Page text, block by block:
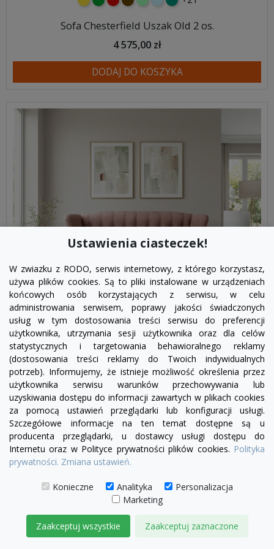
Sofa Chesterfield Uszak Old 2 os.
4 575,00 zł
DODAJ DO KOSZYKA
visibility
żółtyzielonyczerwony
czekoladowy
miętowy
błękitny
turkusowy
+21
Sofa Chesterfield Uszak Old 2 os.
4 710,00 zł
DODAJ DO KOSZYKA
Ustawienia ciasteczek!
W zwiazku z RODO, serwis internetowy, z którego korzystasz,
używa plików cookies. Są to pliki instalowane w urządzeniach
końcowych osób korzystających z serwisu, w celu
administrowania serwisem, poprawy jakości świadczonych
usług w tym dostosowania treści serwisu do preferencji
użytkownika, utrzymania sesji użytkownika oraz dla celów
statystycznych i targetowania behawioralnego reklamy
(dostosowania treści reklamy do Twoich indywidualnych
potrzeb). Informujemy, że istnieje możliwość określenia przez
użytkownika serwisu warunków przechowywania lub
uzyskiwania dostępu do informacji zawartych w plikach cookies
za pomocą ustawień przeglądarki lub konfiguracji usługi.
Szczegółowe informacje na ten temat dostępne są u
producenta przeglądarki, u dostawcy usługi dostępu do
Internetu oraz w Polityce prywatności plików cookies. Polityka
prywatności. Zmiana ustawień.
Konieczne Analityka
Personalizacja
Marketing
Zaakceptuj wszystkie Zaakceptuj zaznaczone